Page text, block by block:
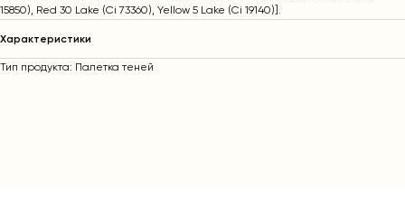
15850), Red 30 Lake (Ci 73360), Yellow 5 Lake (Ci 19140)].
Характеристики
Тип продукта: Палетка теней